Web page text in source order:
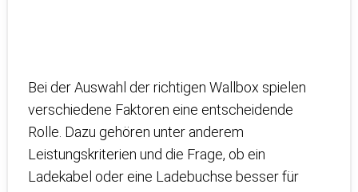
Bei der Auswahl der richtigen Wallbox spielen
verschiedene Faktoren eine entscheidende
Rolle. Dazu gehören unter anderem
Leistungskriterien und die Frage, ob ein
Ladekabel oder eine Ladebuchse besser für